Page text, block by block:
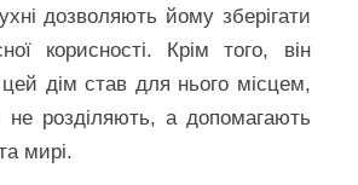
дозволяють йому зберігати
корисності. Крім того, він
дім став для нього місцем,
не розділяють, а допомагають
мирі.